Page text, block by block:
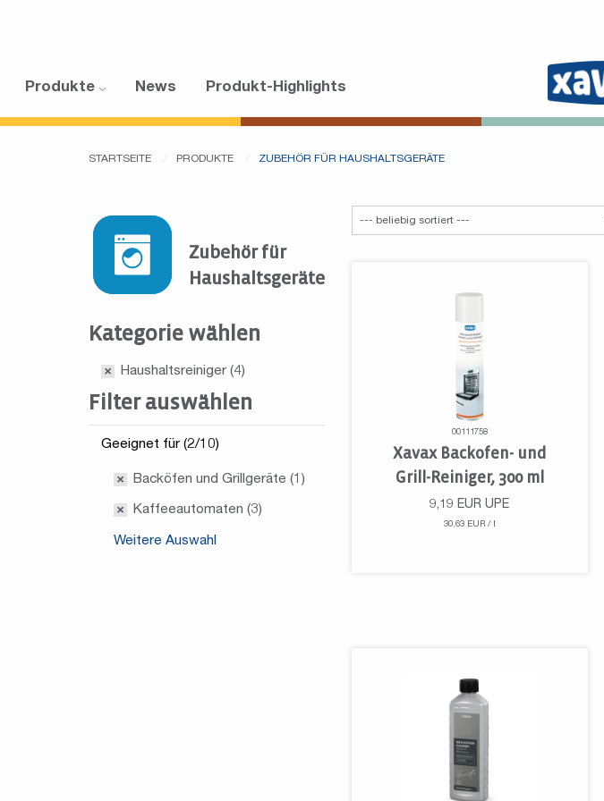
Produkte News Produkt-Highlights
STARTSEITE PRODUKTE ZUBEHÖR FÜR HAUSHALTSGERÄTE
Zubehör für
Haushaltsgeräte
Kategorie wählen
Haushaltsreiniger (4)
Filter auswählen
Geeignet für (2/10)
Backöfen und Grillgeräte (1)
Kaffeeautomaten (3)
Weitere Auswahl
00111758
Xavax Backofen- und
Grill-Reiniger, 300 ml
9,19 EUR UPE
30,63 EUR / l